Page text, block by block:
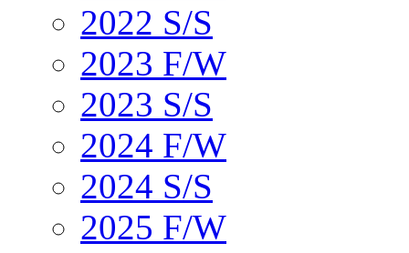
2022 S/S
2023 F/W
2023 S/S
2024 F/W
2024 S/S
2025 F/W